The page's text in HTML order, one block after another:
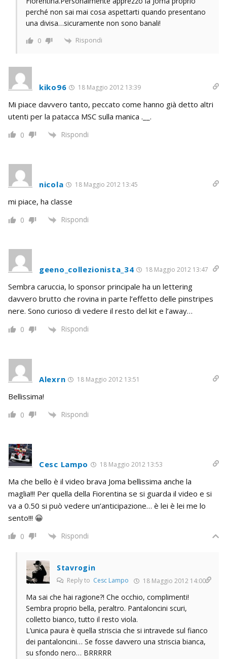
perché non sai mai cosa aspettarti quando presentano
una divisa…sicuramente non sono banali!
0 Rispondi
kiko96 18 Maggio 2012 13:39
Mi piace davvero tanto, peccato come hanno già detto altri
utenti per la patacca MSC sulla manica .__.
0 Rispondi
nicola 18 Maggio 2012 13:45
mi piace, ha classe
0 Rispondi
geeno_collezionista_34 18 Maggio 2012 13:47
Sembra caruccia, lo sponsor principale ha un lettering
davvero brutto che rovina in parte l’effetto delle pinstripes
nere. Sono curioso di vedere il resto del kit e l’away…
0 Rispondi
Alexrn 18 Maggio 2012 13:51
Bellissima!
0 Rispondi
Cesc Lampo 18 Maggio 2012 13:53
Ma che bello è il video brava Joma bellissima anche la
maglia!!! Per quella della Fiorentina se si guarda il video e si
va a 0.50 si può vedere un’anticipazione… è lei è lei me lo
sento!!! 😀
0 Rispondi
Stavrogin
Reply to Cesc Lampo 18 Maggio 2012 14:00
Ma sai che hai ragione?! Che occhio, complimenti!
Sembra proprio bella, peraltro. Pantaloncini scuri,
colletto bianco, tutto il resto viola.
L’unica paura è quella striscia che si intravede sul fianco
dei pantaloncini… Se fosse davvero una striscia bianca,
su sfondo nero… BRRRRR